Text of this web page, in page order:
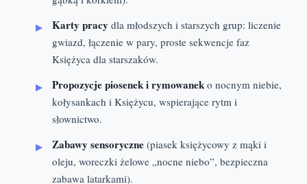
Karty pracy dla młodszych i starszych grup: liczenie
gwiazd, łączenie w pary, proste sekwencje faz
Księżyca dla starszaków.
Propozycje piosenek i rymowanek o nocnym niebie,
kołysankach i Księżycu, wspierające rytm i
słownictwo.
Zabawy sensoryczne (piasek księżycowy z mąki i
oleju, woreczki żelowe „nocne niebo”, bezpieczna
zabawa latarkami).